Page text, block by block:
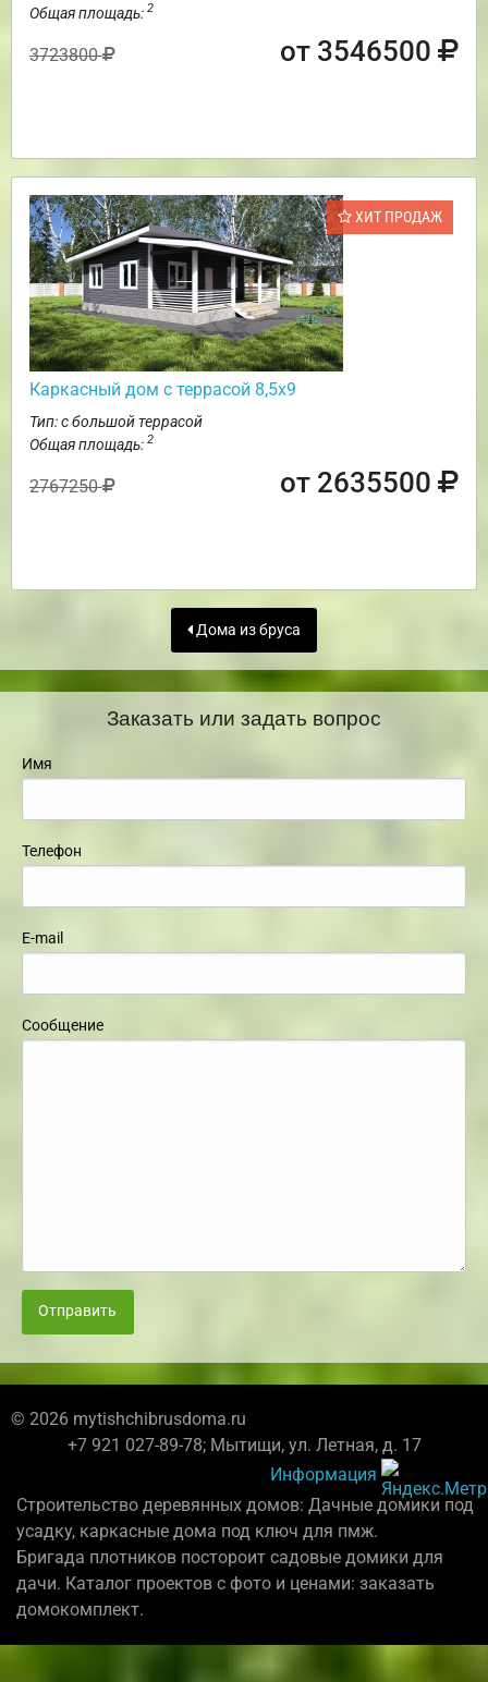
Общая площадь: 2
3723800 от 3546500
ХИТ ПРОДАЖ
Каркасный дом с террасой 8,5х9
Тип: с большой террасой
Общая площадь: 2
2767250 от 2635500
Дома из бруса
Заказать или задать вопрос
Имя
Телефон
E-mail
Сообщение
Отправить
© 2026 mytishchibrusdoma.ru
+7 921 027-89-78; Мытищи, ул. Летная, д. 17
Информация
Строительство деревянных домов: Дачные домики под
усадку, каркасные дома под ключ для пмж.
Бригада плотников постороит садовые домики для
дачи. Каталог проектов с фото и ценами: заказать
домокомплект.